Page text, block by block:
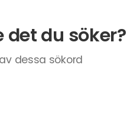
du söker?
dessa sökord